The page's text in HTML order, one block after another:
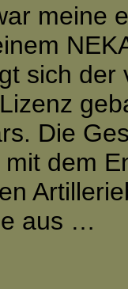
meine
sich
Die
dem
aus …